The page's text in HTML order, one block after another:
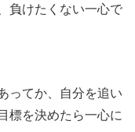
負けたくない一心で
ってか、自分を追い
標を決めたら一心に